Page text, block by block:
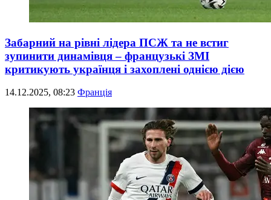
Забарний на рівні лідера ПСЖ та не встиг
зупинити динамівця – французькі ЗМІ
критикують українця і захоплені однією дією
14.12.2025, 08:23 Франція